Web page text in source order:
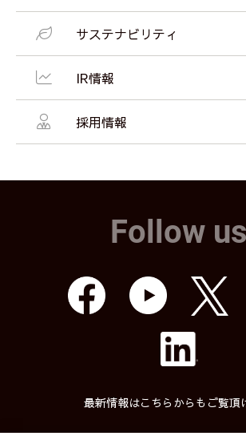
サステナビリティ
IR情報
採用情報
Follow us
最新情報はこちらからもご覧頂